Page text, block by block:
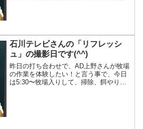
石川テレビさんの「リフレッシ
ュ」の撮影日です(^^)
昨日の打ち合わせで、AD上野さんが牧場
の作業を体験したい！と言う事で、今日
は5:30〜牧場入りして、掃除、餌やり、